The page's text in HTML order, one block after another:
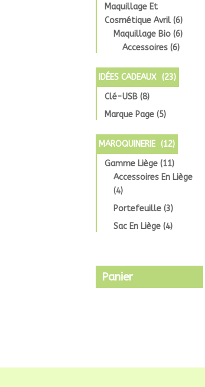
Maquillage Et
Cosmétique Avril (6)
Maquillage Bio (6)
Accessoires (6)
IDÉES CADEAUX (23)
Clé-USB (8)
Marque Page (5)
MAROQUINERIE (12)
Gamme Liège (11)
Accessoires En Liège
(4)
Portefeuille (3)
Sac En Liège (4)
Panier